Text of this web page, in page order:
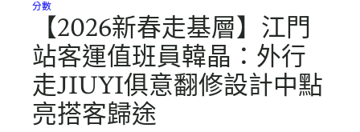
分數
【2026新春走基層】江門
站客運值班員韓晶：外行
走JIUYI俱意翻修設計中點
亮搭客歸途